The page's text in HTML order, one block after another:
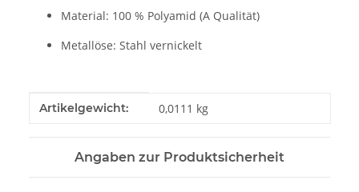
Material: 100 % Polyamid (A Qualität)
Metallöse: Stahl vernickelt
Produkteigenschaft
Wert
Artikelgewicht: 0,0111 kg
Angaben zur Produktsicherheit